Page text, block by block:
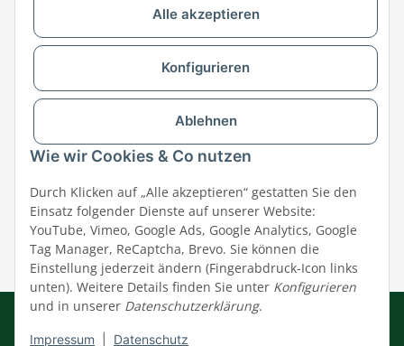
Alle akzeptieren
Konfigurieren
Ablehnen
Wie wir Cookies & Co nutzen
Durch Klicken auf „Alle akzeptieren“ gestatten Sie den
Einsatz folgender Dienste auf unserer Website:
YouTube, Vimeo, Google Ads, Google Analytics, Google
Tag Manager, ReCaptcha, Brevo. Sie können die
Einstellung jederzeit ändern (Fingerabdruck-Icon links
unten). Weitere Details finden Sie unter Konfigurieren
und in unserer Datenschutzerklärung.
Impressum Datenschutz
Versandpartner & Zahlungsmöglichkeiten
Impressum|AGB|Datenschutz
© MEGAZOO Alpha GmbH